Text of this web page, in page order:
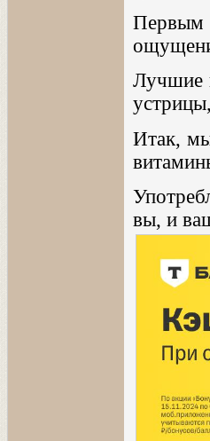
Первым
Лучшие
Итак,
вы, и